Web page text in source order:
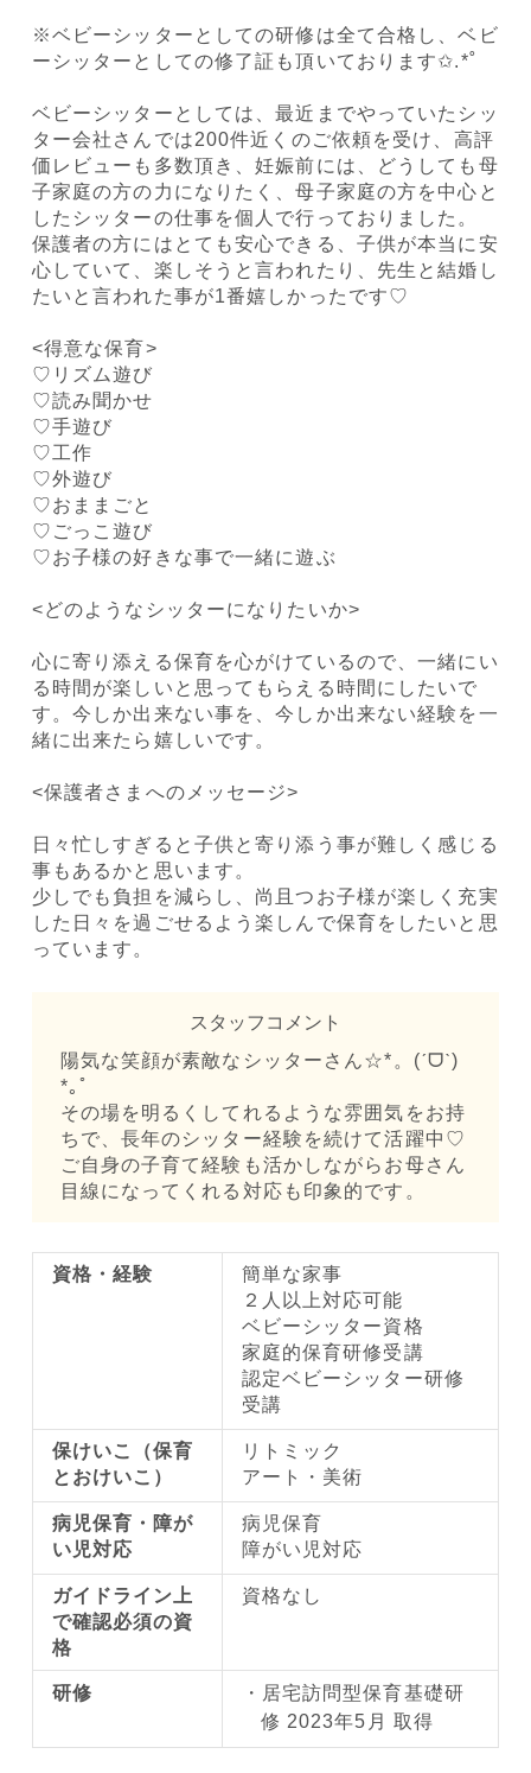
※ベビーシッターとしての研修は全て合格し、ベビ
ーシッターとしての修了証も頂いております‎✩.*˚
ベビーシッターとしては、最近までやっていたシッ
ター会社さんでは200件近くのご依頼を受け、高評
価レビューも多数頂き、妊娠前には、どうしても母
子家庭の方の力になりたく、母子家庭の方を中心と
したシッターの仕事を個人で行っておりました。
保護者の方にはとても安心できる、子供が本当に安
心していて、楽しそうと言われたり、先生と結婚し
たいと言われた事が1番嬉しかったです♡
<得意な保育>
♡リズム遊び
♡読み聞かせ
♡手遊び
♡工作
♡外遊び
♡おままごと
♡ごっこ遊び
♡お子様の好きな事で一緒に遊ぶ
<どのようなシッターになりたいか>
心に寄り添える保育を心がけているので、一緒にい
る時間が楽しいと思ってもらえる時間にしたいで
す。今しか出来ない事を、今しか出来ない経験を一
緒に出来たら嬉しいです。
<保護者さまへのメッセージ>
日々忙しすぎると子供と寄り添う事が難しく感じる
事もあるかと思います。
少しでも負担を減らし、尚且つお子様が楽しく充実
した日々を過ごせるよう楽しんで保育をしたいと思
っています。
スタッフコメント
陽気な笑顔が素敵なシッターさん☆*。(ˊᗜˋ)
*｡ﾟ
その場を明るくしてれるような雰囲気をお持
ちで、長年のシッター経験を続けて活躍中♡
ご自身の子育て経験も活かしながらお母さん
目線になってくれる対応も印象的です。
資格・経験
簡単な家事
２人以上対応可能
ベビーシッター資格
家庭的保育研修受講
認定ベビーシッター研修
受講
保けいこ（保育
とおけいこ）
リトミック
アート・美術
病児保育・障が
い児対応
病児保育
障がい児対応
ガイドライン上
で確認必須の資
格
資格なし
研修
居宅訪問型保育基礎研
修 2023年5月 取得